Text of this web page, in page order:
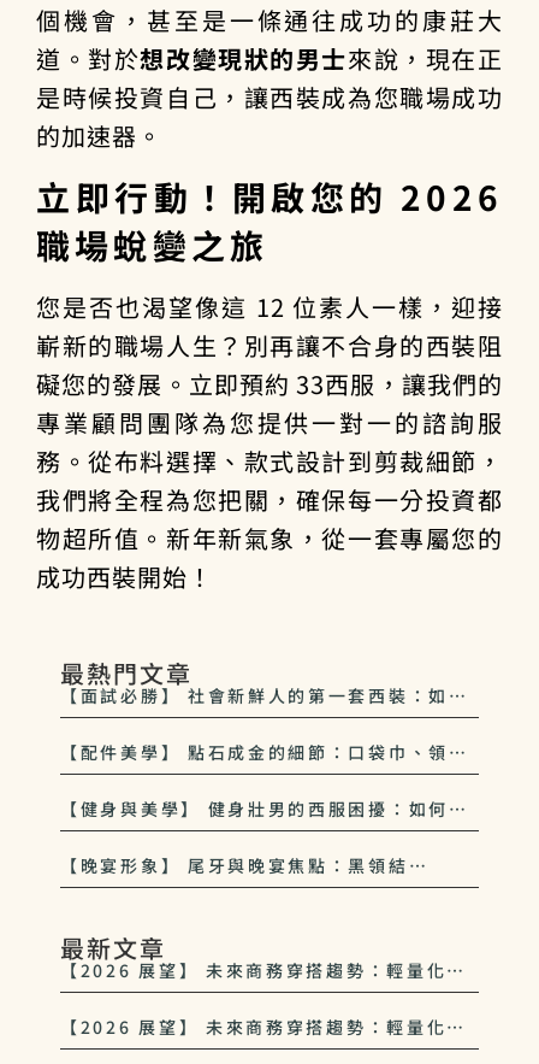
個機會，甚至是一條通往成功的康莊大
道。對於想改變現狀的男士來說，現在正
是時候投資自己，讓西裝成為您職場成功
的加速器。
立即行動！開啟您的 2026
職場蛻變之旅
您是否也渴望像這 12 位素人一樣，迎接
嶄新的職場人生？別再讓不合身的西裝阻
礙您的發展。立即預約 33西服，讓我們的
專業顧問團隊為您提供一對一的諮詢服
務。從布料選擇、款式設計到剪裁細節，
我們將全程為您把關，確保每一分投資都
物超所值。新年新氣象，從一套專屬您的
成功西裝開始！
最熱門文章
【面試必勝】 社會新鮮人的第一套西裝：如何
穿出超越年齡的穩定感
【配件美學】 點石成金的細節：口袋巾、領帶
夾如何為平價西裝增添貴氣
【健身與美學】 健身壯男的西服困擾：如何不
讓肌肉撐爆你的專業感
【晚宴形象】 尾牙與晚宴焦點：黑領結
（Black Tie）與正式場合的穿著禮儀
最新文章
【2026 展望】 未來商務穿搭趨勢：輕量化、
多功能與 33西服 的永續美學
【2026 展望】 未來商務穿搭趨勢：輕量化、
多功能與 33西服 的永續美學